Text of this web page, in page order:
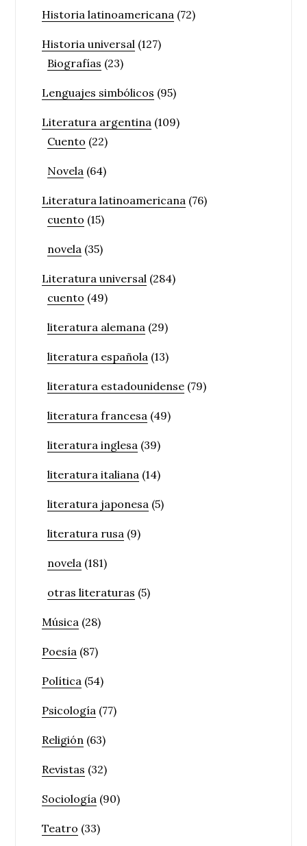
Historia latinoamericana (72)
Historia universal (127)
Biografías (23)
Lenguajes simbólicos (95)
Literatura argentina (109)
Cuento (22)
Novela (64)
Literatura latinoamericana (76)
cuento (15)
novela (35)
Literatura universal (284)
cuento (49)
literatura alemana (29)
literatura española (13)
literatura estadounidense (79)
literatura francesa (49)
literatura inglesa (39)
literatura italiana (14)
literatura japonesa (5)
literatura rusa (9)
novela (181)
otras literaturas (5)
Música (28)
Poesía (87)
Política (54)
Psicología (77)
Religión (63)
Revistas (32)
Sociología (90)
Teatro (33)